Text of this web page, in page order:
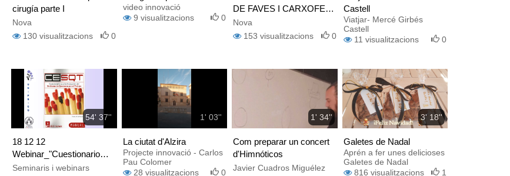
cirugía parte I
Nova
130 visualitzacions 0
video innovació
9 visualitzacions 0
DE FAVES I CARXOFES
VERSIÓ D'ONTINYENT
Nova
153 visualitzacions 0
Castell
Viatjar- Mercé Girbés
Castell
11 visualitzacions 0
54' 37''
18 12 12
Webinar_"Cuestionario
para la Evaluación del
Seminaris i webinars
1' 03''
La ciutat d'Alzira
Projecte innovació - Carlos
Pau Colomer
28 visualitzacions 0
1' 34''
Com preparar un concert
d'Himnóticos
Javier Cuadros Miguélez
3' 18''
Galetes de Nadal
Aprén a fer unes delicioses
Galetes de Nadal
816 visualitzacions 1